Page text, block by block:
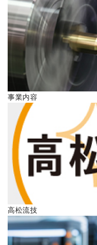
プライバシーポリシー
事業内容
高松流技